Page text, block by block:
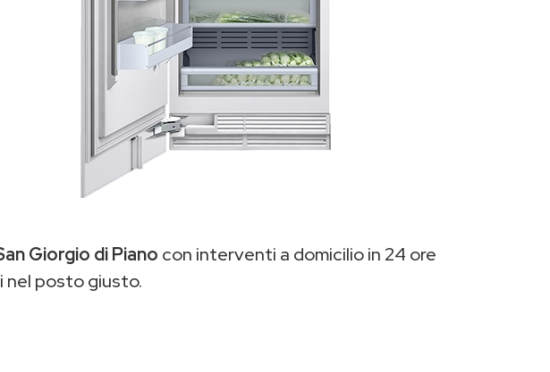
Giorgio di Piano con interventi a domicilio in 24 ore
nel posto giusto.